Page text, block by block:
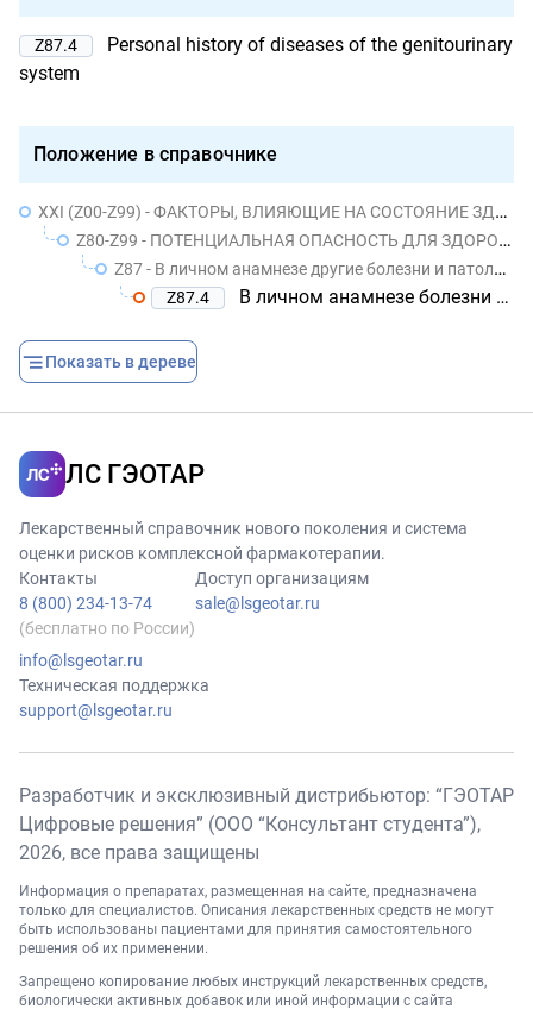
Z87.4
Personal history of diseases of the genitourinary
system
Положение в справочнике
XXI (Z00-Z99) - ФАКТОРЫ, ВЛИЯЮЩИЕ НА СОСТОЯНИЕ ЗДОРОВЬЯ НАСЕЛЕНИЯ И ОБРАЩЕНИЯ В УЧРЕЖДЕНИЯ ЗДРАВООХРАНЕНИЯ
Z80-Z99 - ПОТЕНЦИАЛЬНАЯ ОПАСНОСТЬ ДЛЯ ЗДОРОВЬЯ, СВЯЗАННАЯ С ЛИЧНЫМ И СЕМЕЙНЫМ АНАМНЕЗОМ И ОПРЕДЕЛЕННЫМИ СОСТОЯНИЯМИ, ВЛИЯЮЩИМИ НА ЗДОРОВЬЕ
Z87 - В личном анамнезе другие болезни и патологические состояния
Z87.4
В личном анамнезе болезни мочеполовой системы
Показать в дереве
ЛС ГЭОТАР
Лекарственный справочник нового поколения и система
оценки рисков комплексной фармакотерапии.
Контакты
8 (800) 234-13-74
(бесплатно по России)
info@lsgeotar.ru
Доступ организациям
sale@lsgeotar.ru
Техническая поддержка
support@lsgeotar.ru
Разработчик и эксклюзивный дистрибьютор: “ГЭОТАР
Цифровые решения” (ООО “Консультант студента”),
2026, все права защищены
Информация о препаратах, размещенная на сайте, предназначена
только для специалистов. Описания лекарственных средств не могут
быть использованы пациентами для принятия самостоятельного
решения об их применении.
Запрещено копирование любых инструкций лекарственных средств,
биологически активных добавок или иной информации с сайта